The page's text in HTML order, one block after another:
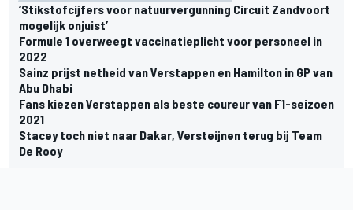
‘Stikstofcijfers voor natuurvergunning Circuit Zandvoort
mogelijk onjuist’
Formule 1 overweegt vaccinatieplicht voor personeel in
2022
Sainz prijst netheid van Verstappen en Hamilton in GP van
Abu Dhabi
Fans kiezen Verstappen als beste coureur van F1-seizoen
2021
Stacey toch niet naar Dakar, Versteijnen terug bij Team
De Rooy